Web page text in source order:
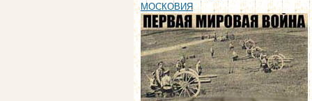
МОСКОВИЯ